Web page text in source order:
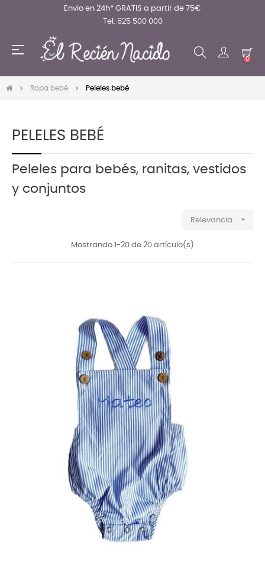
Envio en 24h* GRATIS a partir de 75€
Tel. 625 500 000
Navegación
☰
0
Ropa bebé Peleles bebé
PELELES BEBÉ
Peleles para bebés, ranitas, vestidos
y conjuntos
Relevancia 
Mostrando 1-20 de 20 artículo(s)